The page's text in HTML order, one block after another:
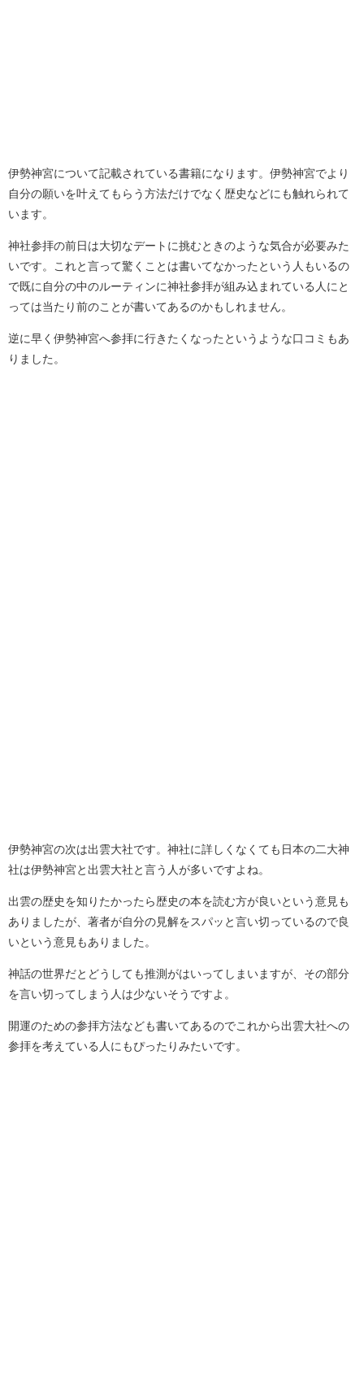
伊勢神宮について記載されている書籍になります。伊勢神宮でより
自分の願いを叶えてもらう方法だけでなく歴史などにも触れられて
います。
神社参拝の前日は大切なデートに挑むときのような気合が必要みた
いです。これと言って驚くことは書いてなかったという人もいるの
で既に自分の中のルーティンに神社参拝が組み込まれている人にと
っては当たり前のことが書いてあるのかもしれません。
逆に早く伊勢神宮へ参拝に行きたくなったというような口コミもあ
りました。
伊勢神宮の次は出雲大社です。神社に詳しくなくても日本の二大神
社は伊勢神宮と出雲大社と言う人が多いですよね。
出雲の歴史を知りたかったら歴史の本を読む方が良いという意見も
ありましたが、著者が自分の見解をスパッと言い切っているので良
いという意見もありました。
神話の世界だとどうしても推測がはいってしまいますが、その部分
を言い切ってしまう人は少ないそうですよ。
開運のための参拝方法なども書いてあるのでこれから出雲大社への
参拝を考えている人にもぴったりみたいです。